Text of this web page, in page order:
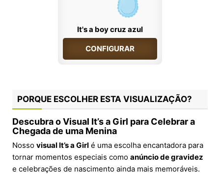
It's a boy cruz azul
CONFIGURAR
PORQUE ESCOLHER ESTA VISUALIZAÇÃO?
Descubra o Visual It’s a Girl para Celebrar a
Chegada de uma Menina
Nosso visual It’s a Girl é uma escolha encantadora para
tornar momentos especiais como anúncio de gravidez
e celebrações de nascimento ainda mais memoráveis.